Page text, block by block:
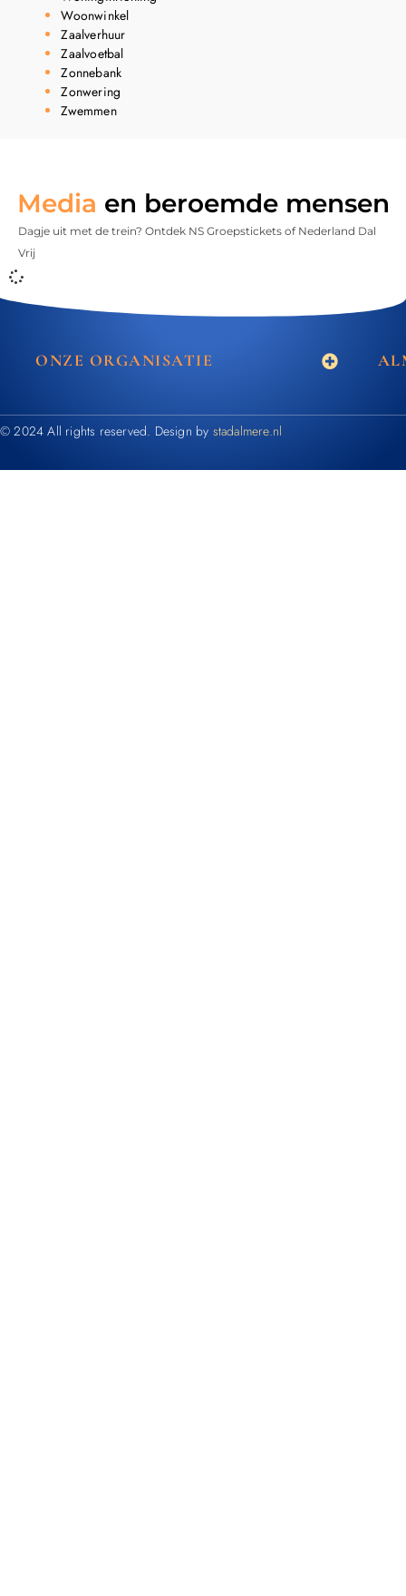
Woonwinkel
Zaalverhuur
Zaalvoetbal
Zonnebank
Zonwering
Zwemmen
Media en beroemde mensen
Dagje uit met de trein? Ontdek NS Groepstickets of Nederland Dal
Vrij
ONZE ORGANISATIE
© 2024 All rights reserved. Design by stadalmere.nl